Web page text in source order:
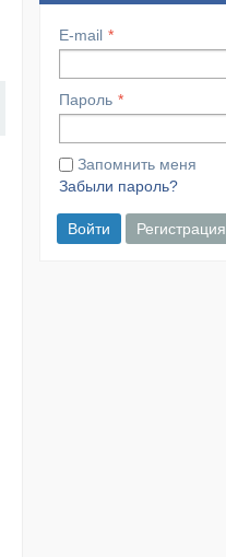
E-mail
Пароль
Запомнить меня
Забыли пароль?
Войти Регистрация